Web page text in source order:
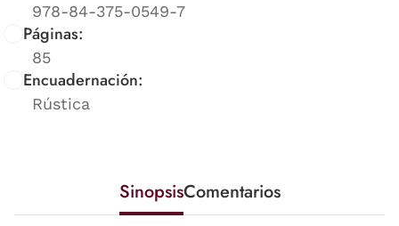
978-84-375-0549-7
Páginas:
85
Encuadernación:
Rústica
SinopsisComentarios